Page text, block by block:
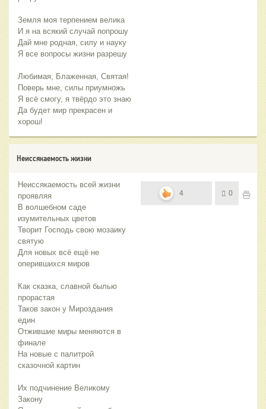
Земля моя терпением велика
И я на всякий случай попрошу
Дай мне родная, силу и науку
Я все вопросы жизни разрешу
Любимая, Блаженная, Святая!
Поверь мне, силы приумножь
Я всё смогу, я твёрдо это знаю
Да будет мир прекрасен и
хорош!
Неиссякаемость жизни
Неиссякаемость всей жизни
проявляя
В волшебном саде
изумительных цветов
Творит Господь свою мозаику
святую
Для новых всё ещё не
оперившихся миров
Как сказка, славной былью
прорастая
Таков закон у Мироздания
един
Отжившие миры меняются в
финале
На новые с палитрой
сказочной картин
Их подчинение Великому
Закону
4 0